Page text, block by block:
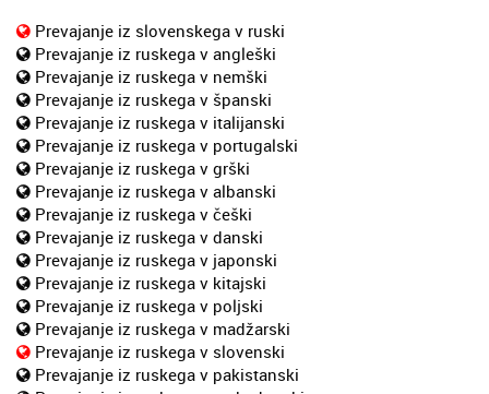
Prevajanje iz slovenskega v ruski
Prevajanje iz ruskega v angleški
Prevajanje iz ruskega v nemški
Prevajanje iz ruskega v španski
Prevajanje iz ruskega v italijanski
Prevajanje iz ruskega v portugalski
Prevajanje iz ruskega v grški
Prevajanje iz ruskega v albanski
Prevajanje iz ruskega v češki
Prevajanje iz ruskega v danski
Prevajanje iz ruskega v japonski
Prevajanje iz ruskega v kitajski
Prevajanje iz ruskega v poljski
Prevajanje iz ruskega v madžarski
Prevajanje iz ruskega v slovenski
Prevajanje iz ruskega v pakistanski